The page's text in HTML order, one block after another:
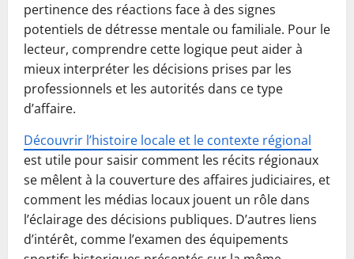
pertinence des réactions face à des signes
potentiels de détresse mentale ou familiale. Pour le
lecteur, comprendre cette logique peut aider à
mieux interpréter les décisions prises par les
professionnels et les autorités dans ce type
d’affaire.
Découvrir l’histoire locale et le contexte régional
est utile pour saisir comment les récits régionaux
se mêlent à la couverture des affaires judiciaires, et
comment les médias locaux jouent un rôle dans
l’éclairage des décisions publiques. D’autres liens
d’intérêt, comme l’examen des équipements